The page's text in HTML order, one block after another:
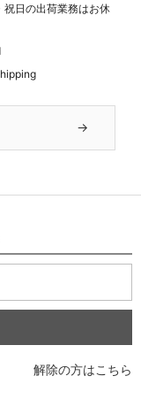
日の出荷業務はお休
→
解除の方はこちら